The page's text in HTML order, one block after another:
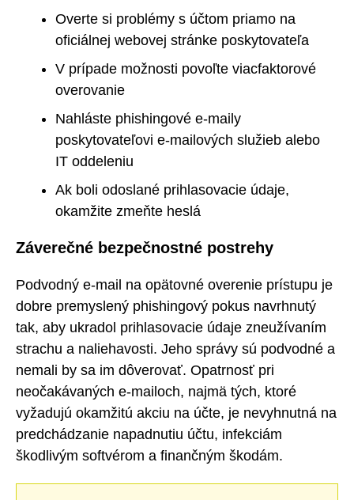
Overte si problémy s účtom priamo na
oficiálnej webovej stránke poskytovateľa
V prípade možnosti povoľte viacfaktorové
overovanie
Nahláste phishingové e-maily
poskytovateľovi e-mailových služieb alebo
IT oddeleniu
Ak boli odoslané prihlasovacie údaje,
okamžite zmeňte heslá
Záverečné bezpečnostné postrehy
Podvodný e-mail na opätovné overenie prístupu je
dobre premyslený phishingový pokus navrhnutý
tak, aby ukradol prihlasovacie údaje zneužívaním
strachu a naliehavosti. Jeho správy sú podvodné a
nemali by sa im dôverovať. Opatrnosť pri
neočakávaných e-mailoch, najmä tých, ktoré
vyžadujú okamžitú akciu na účte, je nevyhnutná na
predchádzanie napadnutiu účtu, infekciám
škodlivým softvérom a finančným škodám.